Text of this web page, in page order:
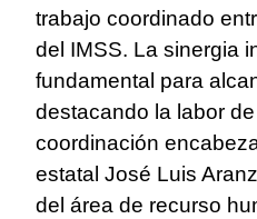
trabajo coordinado
del IMSS. La sinergia
fundamental para
destacando la labor
coordinación
estatal José Luis
del área de recurso